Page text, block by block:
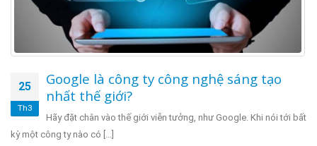
ty công nghệ sáng tạo
viễn tưởng, như Google. Khi nói tới bất
24
Google tung
Máy tính bảng Xoom sẽ